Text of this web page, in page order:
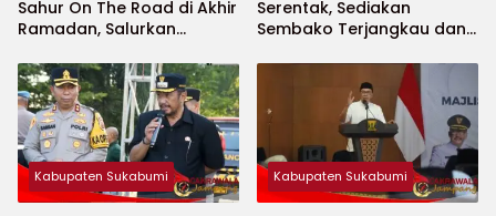
Sahur On The Road di Akhir
Ramadan, Salurkan
Jompo dan Anak Yatim
Serentak, Sediakan
Sembako Terjangkau dan
Kabupaten Sukabumi Kabupaten Sukabumi